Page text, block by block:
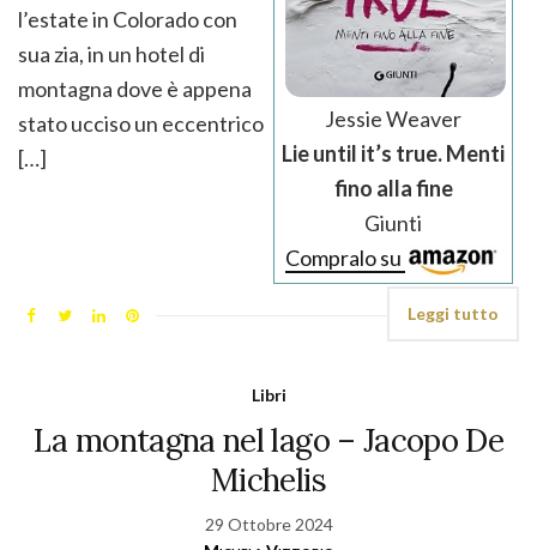
Jessie Weaver
Lie until it’s true. Menti
fino alla fine
Giunti
Compralo su
l’estate in Colorado con
sua zia, in un hotel di
montagna dove è appena
stato ucciso un eccentrico
[…]
Leggi tutto
Libri
La montagna nel lago – Jacopo De
Michelis
29 Ottobre 2024